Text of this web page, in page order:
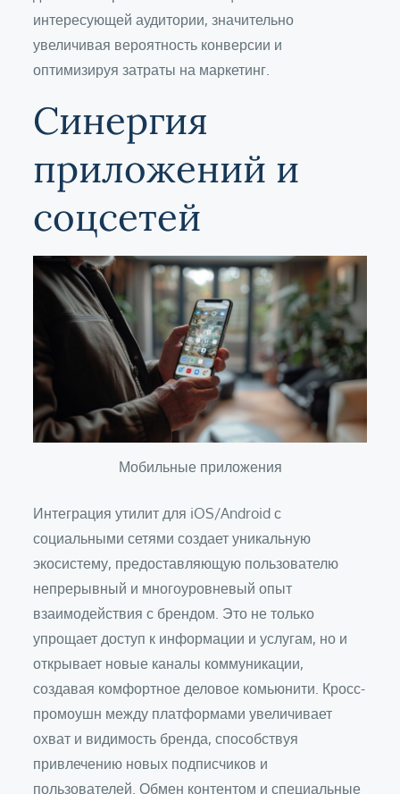
интересующей аудитории, значительно
увеличивая вероятность конверсии и
оптимизируя затраты на маркетинг.
Синергия
приложений и
соцсетей
Мобильные приложения
Интеграция утилит для iOS/Android с
социальными сетями создает уникальную
экосистему, предоставляющую пользователю
непрерывный и многоуровневый опыт
взаимодействия с брендом. Это не только
упрощает доступ к информации и услугам, но и
открывает новые каналы коммуникации,
создавая комфортное деловое комьюнити. Кросс-
промоушн между платформами увеличивает
охват и видимость бренда, способствуя
привлечению новых подписчиков и
пользователей. Обмен контентом и специальные